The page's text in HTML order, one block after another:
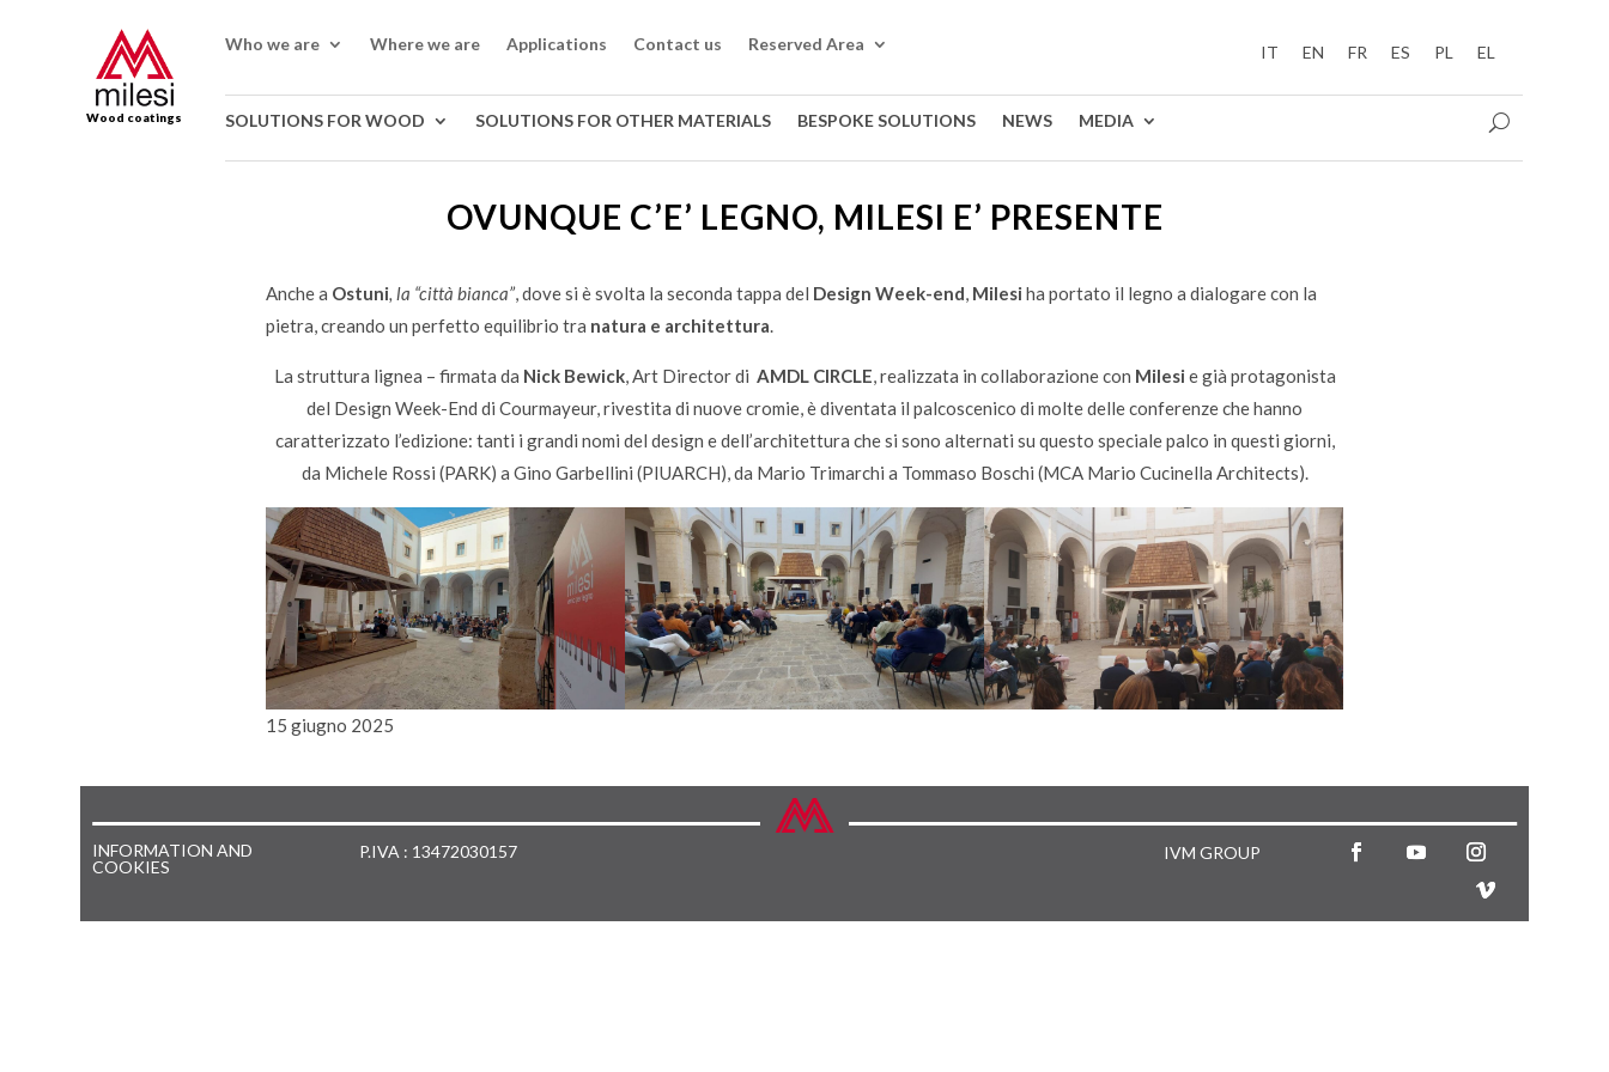
Wood coatings
Who we are Where we are Applications Contact us Reserved Area IT EN FR ES PL EL
SOLUTIONS FOR WOOD SOLUTIONS FOR OTHER MATERIALS BESPOKE SOLUTIONS NEWS MEDIA
OVUNQUE C’E’ LEGNO, MILESI E’ PRESENTE
Anche a Ostuni, la “città bianca”, dove si è svolta la seconda tappa del Design Week-end, Milesi ha portato il legno a dialogare con la
pietra, creando un perfetto equilibrio tra natura e architettura.
La struttura lignea – firmata da Nick Bewick, Art Director di AMDL CIRCLE, realizzata in collaborazione con Milesi e già protagonista
del Design Week-End di Courmayeur, rivestita di nuove cromie, è diventata il palcoscenico di molte delle conferenze che hanno
caratterizzato l’edizione: tanti i grandi nomi del design e dell’architettura che si sono alternati su questo speciale palco in questi giorni,
da Michele Rossi (PARK) a Gino Garbellini (PIUARCH), da Mario Trimarchi a Tommaso Boschi (MCA Mario Cucinella Architects).
15 giugno 2025
INFORMATION AND
COOKIES
P.IVA : 13472030157 IVM GROUP